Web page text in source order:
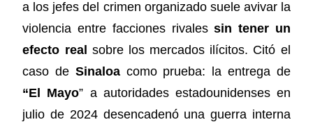
a los jefes del crimen organizado suele avivar la
violencia entre facciones rivalessin tener un
efecto real sobre los mercados ilícitos. Citó el
caso de Sinaloa como prueba: la entrega de
“El Mayo” a autoridades estadounidenses en
julio de 2024 desencadenó una guerra interna